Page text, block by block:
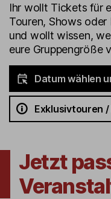
Ihr wollt Tickets für
Touren, Shows
und wollt wissen,
eure Gruppengröße
Datum wählen
Exklusivtouren
Jetzt